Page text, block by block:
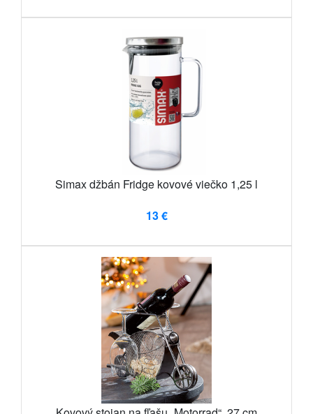
Simax džbán Fridge kovové viečko 1,25 l
13 €